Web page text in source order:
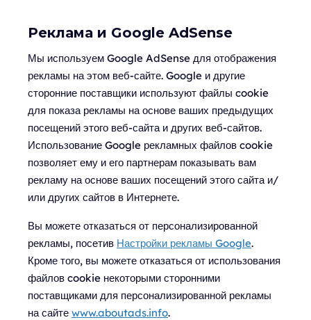
Реклама и Google AdSense
Мы используем Google AdSense для отображения
рекламы на этом веб-сайте. Google и другие
сторонние поставщики используют файлы cookie
для показа рекламы на основе ваших предыдущих
посещений этого веб-сайта и других веб-сайтов.
Использование Google рекламных файлов cookie
позволяет ему и его партнерам показывать вам
рекламу на основе ваших посещений этого сайта и/
или других сайтов в Интернете.
Вы можете отказаться от персонализированной
рекламы, посетив Настройки рекламы Google.
Кроме того, вы можете отказаться от использования
файлов cookie некоторыми сторонними
поставщиками для персонализированной рекламы
на сайте www.aboutads.info.